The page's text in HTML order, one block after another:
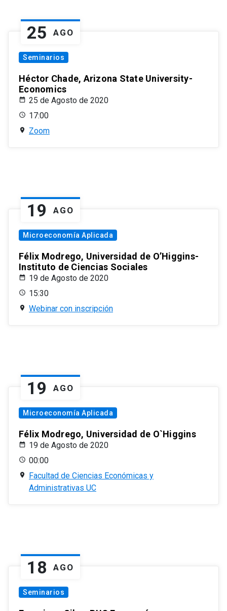
25 AGO
Seminarios
Héctor Chade, Arizona State University-
Economics
25 de Agosto de 2020
17:00
Zoom
19 AGO
Microeconomía Aplicada
Félix Modrego, Universidad de O’Higgins-
Instituto de Ciencias Sociales
19 de Agosto de 2020
15:30
Webinar con inscripción
19 AGO
Microeconomía Aplicada
Félix Modrego, Universidad de O`Higgins
19 de Agosto de 2020
00:00
Facultad de Ciencias Económicas y
Administrativas UC
18 AGO
Seminarios